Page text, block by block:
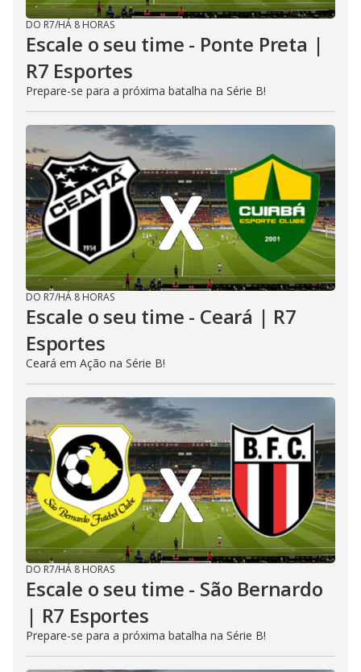
DO R7/HÁ 8 HORAS
Escale o seu time - Ponte Preta |
R7 Esportes
Prepare-se para a próxima batalha na Série B!
DO R7/HÁ 8 HORAS
Escale o seu time - Ceará | R7
Esportes
Ceará em Ação na Série B!
DO R7/HÁ 8 HORAS
Escale o seu time - São Bernardo
| R7 Esportes
Prepare-se para a próxima batalha na Série B!